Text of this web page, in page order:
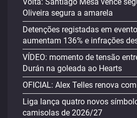
Oliveira segura a amarela
Detenções registadas em
aumentam 136% e infrações
VÍDEO: momento de tensão
Durán na goleada ao Hearts
OFICIAL: Alex Telles renova
Liga lança quatro novos
camisolas de 2026/27